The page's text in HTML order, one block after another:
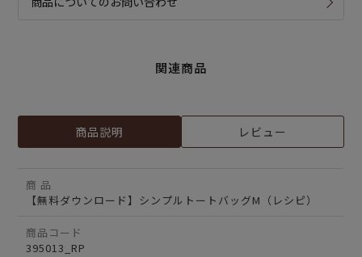
関連商品
商品説明 レビュー
商 品
【無料ダウンロード】シンプルトートバッグM（レシピ）
商品コード
395013_RP